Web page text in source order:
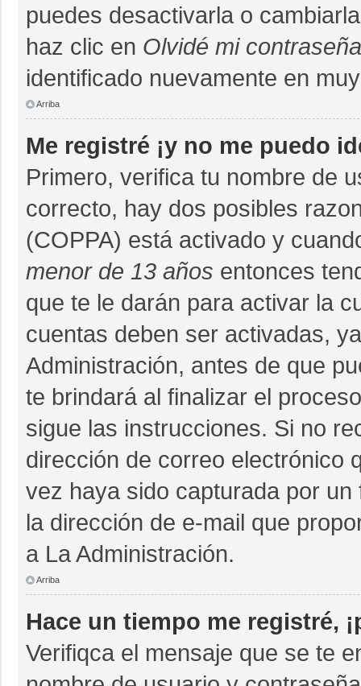
puedes desactivarla o
haz clic en Olvidé mi contraseña
identificado nuevamente en
Arriba
Me registré ¡y no me puedo
Primero, verifica tu nombre de
correcto, hay dos posibles
(COPPA) está activado y
menor de 13 años entonces
que te le darán para activar la
cuentas deben ser activadas,
Administración, antes de que
te brindará al finalizar el
sigue las instrucciones. Si no
dirección de correo electrónico
vez haya sido capturada por
la dirección de e-mail que
a La Administración.
Arriba
Hace un tiempo me registré,
Verifiqca el mensaje que se te